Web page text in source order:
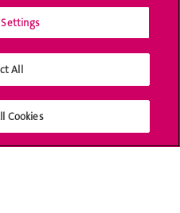
All
Cookies